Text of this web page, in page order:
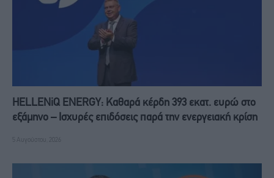
HELLENiQ ENERGY: Καθαρά κέρδη 393 εκατ. ευρώ στο
εξάμηνο – Ισχυρές επιδόσεις παρά την ενεργειακή κρίση
5 Αυγούστου, 2026